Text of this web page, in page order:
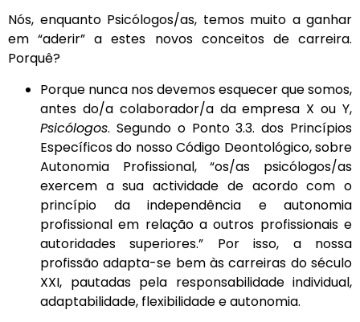
Nós, enquanto Psicólogos/as, temos muito a ganhar
em “aderir” a estes novos conceitos de carreira.
Porquê?
Porque nunca nos devemos esquecer que somos,
antes do/a colaborador/a da empresa X ou Y,
Psicólogos. Segundo o Ponto 3.3. dos Princípios
Específicos do nosso Código Deontológico, sobre
Autonomia Profissional, “os/as psicólogos/as
exercem a sua actividade de acordo com o
princípio da independência e autonomia
profissional em relação a outros profissionais e
autoridades superiores.” Por isso, a nossa
profissão adapta-se bem às carreiras do século
XXI, pautadas pela responsabilidade individual,
adaptabilidade, flexibilidade e autonomia.